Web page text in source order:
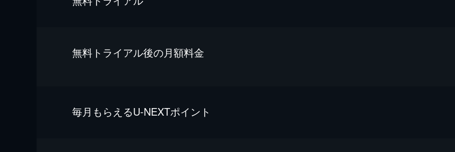
無料トライアル後の⽉額料金
毎⽉もらえるU-NEXTポイント